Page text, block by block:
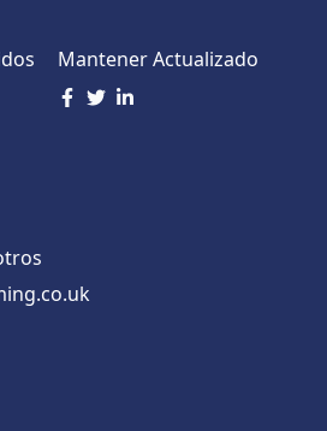
Mantener Actualizado